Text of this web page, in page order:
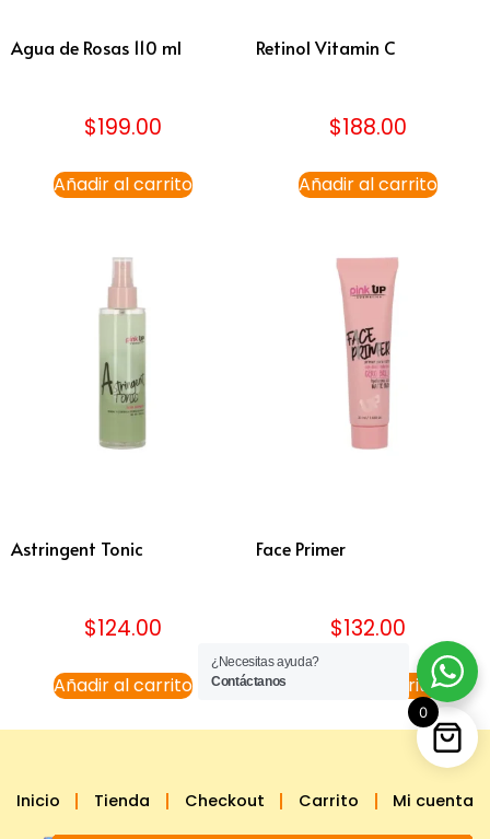
Agua de Rosas 110 ml
$199.00
Añadir al carrito
Retinol Vitamin C
$188.00
Añadir al carrito
Astringent Tonic
$124.00
Añadir al carrito
Face Primer
$132.00
Añadir al carrito
Inicio Tienda Checkout Carrito Mi cuenta
¿Necesitas ayuda?
Contáctanos
0